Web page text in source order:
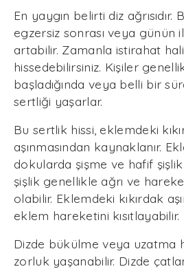
En yaygın belirti diz ağrısıdır.
egzersiz sonrası veya günün
artabilir. Zamanla istirahat
hissedebilirsiniz. Kişiler
başladığında veya belli bir
sertliği yaşarlar.
Bu sertlik hissi, eklemdeki
aşınmasından kaynaklanır.
dokularda şişme ve hafif
şişlik genellikle ağrı ve hareket
olabilir. Eklemdeki kıkırdak
eklem hareketini kısıtlayabilir.
Dizde bükülme veya uzatma
zorluk yaşanabilir. Dizde